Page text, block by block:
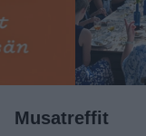
Musatreffit